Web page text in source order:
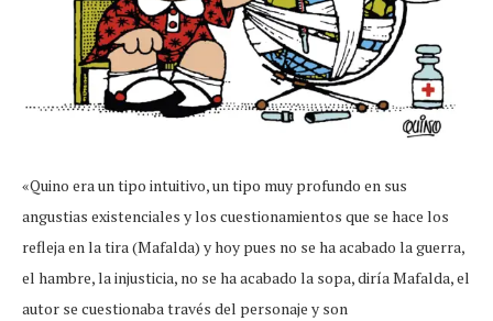
«Quino era un tipo intuitivo, un tipo muy profundo en sus
angustias existenciales y los cuestionamientos que se hace los
refleja en la tira (Mafalda) y hoy pues no se ha acabado la guerra,
el hambre, la injusticia, no se ha acabado la sopa, diría Mafalda, el
autor se cuestionaba través del personaje y son